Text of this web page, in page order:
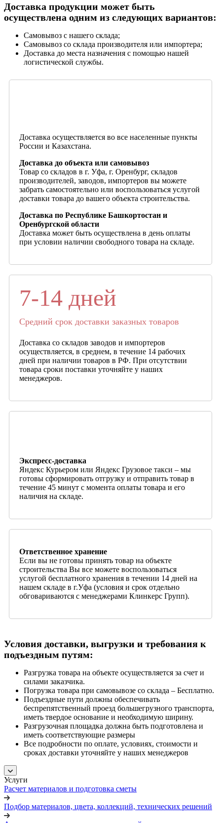
Доставка продукции может быть
осуществлена одним из следующих вариантов:
Самовывоз с нашего склада;
Самовывоз со склада производителя или импортера;
Доставка до места назначения с помощью нашей
логистической службы.
Доставка осуществляется во все населенные пункты
России и Казахстана.
Доставка до объекта или самовывоз
Товар со складов в г. Уфа, г. Оренбург, складов
производителей, заводов, импортеров вы можете
забрать самостоятельно или воспользоваться услугой
доставки товара до вашего объекта строительства.
Доставка по Республике Башкортостан и
Оренбургской области
Доставка может быть осуществлена в день оплаты
при условии наличии свободного товара на складе.
7-14 дней
Средний срок доставки заказных товаров
Доставка со складов заводов и импортеров
осуществляется, в среднем, в течение 14 рабочих
дней при наличии товаров в РФ. При отсутствии
товара сроки поставки уточняйте у наших
менеджеров.
Экспресс-доставка
Яндекс Курьером или Яндекс Грузовое такси – мы
готовы сформировать отгрузку и отправить товар в
течение 45 минут с момента оплаты товара и его
наличия на складе.
Ответственное хранение
Если вы не готовы принять товар на объекте
строительства Вы все можете воспользоваться
услугой бесплатного хранения в течении 14 дней на
нашем складе в г.Уфа (условия и срок отдельно
обговариваются с менеджерами Клинкерс Групп).
Условия доставки, выгрузки и требования к
подъездным путям:
Разгрузка товара на объекте осуществляется за счет и
силами заказчика.
Погрузка товара при самовывозе со склада – Бесплатно.
Подъездные пути должны обеспечивать
беспрепятственный проезд большегрузного транспорта,
иметь твердое основание и необходимую ширину.
Разгрузочная площадка должна быть подготовлена и
иметь соответствующие размеры
Все подробности по оплате, условиях, стоимости и
сроках доставки уточняйте у наших менеджеров
Услуги
Расчет материалов и подготовка сметы
Подбор материалов, цвета, коллекций, технических решений